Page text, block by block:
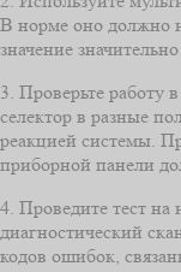
В норме оно должно
значение
3. Проверьте работу
селектор в разные
реакцией системы.
приборной панели
4. Проведите тест
диагностический
кодов ошибок,